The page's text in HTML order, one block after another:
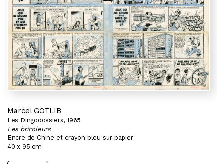
Marcel GOTLIB
Les Dingodossiers, 1965
Les bricoleurs
Encre de Chine et crayon bleu sur papier
40 x 95 cm